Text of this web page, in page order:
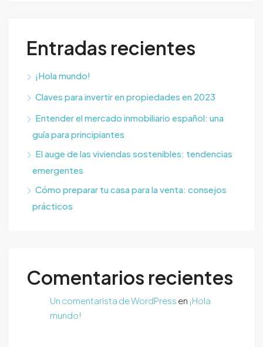
Entradas recientes
¡Hola mundo!
Claves para invertir en propiedades en 2023
Entender el mercado inmobiliario español: una
guía para principiantes
El auge de las viviendas sostenibles: tendencias
emergentes
Cómo preparar tu casa para la venta: consejos
prácticos
Comentarios recientes
Un comentarista de WordPress en ¡Hola
mundo!